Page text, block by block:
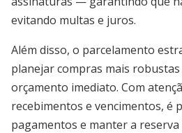
evitando multas e juros.
Além disso, o parcelamento
planejar compras mais
orçamento imediato. Com
recebimentos e vencimentos, é
pagamentos e manter a